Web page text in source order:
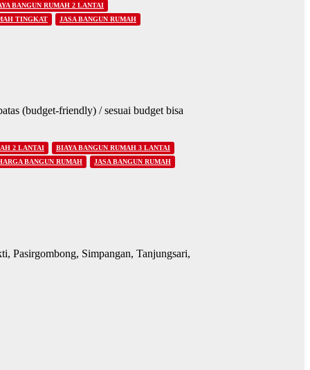
BANGUN RUMAH 2 LANTAI
TINGKAT
JASA BANGUN RUMAH
(budget-friendly) / sesuai budget bisa
2 LANTAI
BIAYA BANGUN RUMAH 3 LANTAI
BANGUN RUMAH
JASA BANGUN RUMAH
Pasirgombong, Simpangan, Tanjungsari,